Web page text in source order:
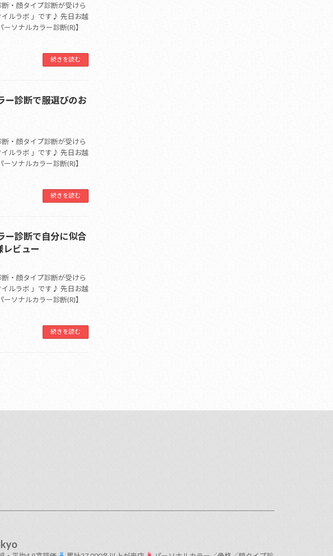
・顔タイプ診断が受けら
ルラボ 」です♪ 先日お越
ソナルカラー診断(R)】
続きを読む
ー診断で服選びのお
・顔タイプ診断が受けら
ルラボ 」です♪ 先日お越
ソナルカラー診断(R)】
続きを読む
ー診断で自分に似合
ビュー
・顔タイプ診断が受けら
ルラボ 」です♪ 先日お越
ソナルカラー診断(R)】
続きを読む